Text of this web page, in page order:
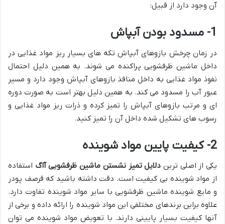
آن وجود دارد از قبیل:
1- مسدود بودن آبپاش
در زمان چرخش بازوهای آبپاش تکه های بسیار ریز مواد غذایی در
داخل ماشین ظرفشویی پراکنده می شوند. به همین دلیل احتمال
نفوذ مواد غذایی به داخل منافذ بازوهای آبپاش وجود دارد و مسیر
عبور آب را مسدود می کند. به همین دلیل بهتر است به صورت دوره
ای و مرتب بازوهای آبپاش را تمیز کرده و ذرات ریز مواد غذایی و
رسوب های تشکیل شده داخل آن را تمیز کنید.
2- کیفیت پایین مواد شوینده
یکی از اصلی ترین دلایل تمیز نشستن ماشین ظرفشویی آاگ استفاده
از مواد شوینده بی کیفیت است. دقت داشته باشید که قرصف پودر
و مایع شوینده ماشین ظرفشویی با سایر مواد شوینده تفاوت دارد.
علاوه براین برندهای مختلفی این مواد شوینده را ارائه داده و برخی از
آنها کیفیت بسیار پایینی دارند. با تعویض مواد شوینده می توان